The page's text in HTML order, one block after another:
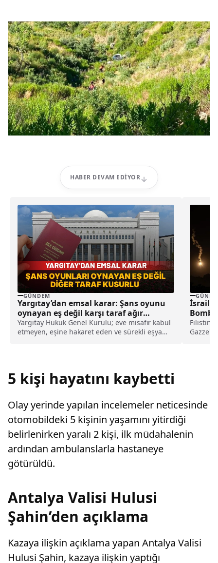
HABER DEVAM EDIYOR
GÜNDEM
Yargıtay’dan emsal karar: Şans oyunu
oynayan eş değil karşı taraf ağır
kusurlu sayıldı
Yargıtay Hukuk Genel Kurulu; eve misafir kabul
etmeyen, eşine hakaret eden ve sürekli eşya
İsrail
Filistin
5 kişi hayatını kaybetti
Olay yerinde yapılan incelemeler neticesinde
otomobildeki 5 kişinin yaşamını yitirdiği
belirlenirken yaralı 2 kişi, ilk müdahalenin
ardından ambulanslarla hastaneye
götürüldü.
Antalya Valisi Hulusi
Şahin’den açıklama
Kazaya ilişkin açıklama yapan Antalya Valisi
Hulusi Şahin, kazaya ilişkin yaptığı